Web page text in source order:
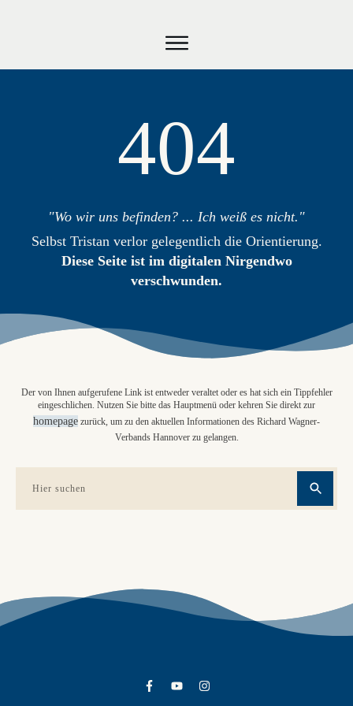
404
"Wo wir uns befinden? ... Ich weiß es nicht."
Selbst Tristan verlor gelegentlich die Orientierung.
Diese Seite ist im digitalen Nirgendwo
verschwunden.
Der von Ihnen aufgerufene Link ist entweder veraltet oder es hat sich ein Tippfehler
eingeschlichen. Nutzen Sie bitte das Hauptmenü oder kehren Sie direkt zur
homepage zurück, um zu den aktuellen Informationen des Richard Wagner-
Verbands Hannover zu gelangen.